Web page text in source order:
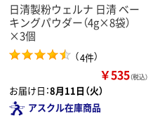
日清製粉ウェルナ 日清 ベー
キングパウダー（4g×8袋）
×3個
（4件）
￥535（税込）
お届け日：8月11日（火）
アスクル在庫商品